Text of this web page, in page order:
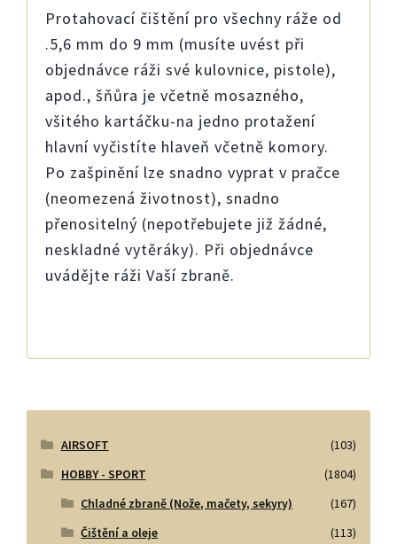
Protahovací čištění pro všechny ráže od
.5,6 mm do 9 mm (musíte uvést při
objednávce ráži své kulovnice, pistole),
apod., šňůra je včetně mosazného,
všitého kartáčku-na jedno protažení
hlavní vyčistíte hlaveň včetně komory.
Po zašpinění lze snadno vyprat v pračce
(neomezená životnost), snadno
přenositelný (nepotřebujete již žádné,
neskladné vytěráky). Při objednávce
uvádějte ráži Vaší zbraně.
AIRSOFT
(103)
HOBBY - SPORT
(1804)
Chladné zbraně (Nože, mačety, sekyry)
(167)
Čištění a oleje
(113)